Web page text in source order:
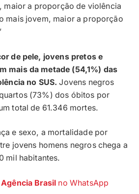
maior a proporção de violência
mais jovem, maior a proporção
de pele, jovens pretos e
mais da metade (54,1%) das
no SUS.Jovens negros
(73%) dos óbitos por
total de 61.346 mortes.
e sexo, a mortalidade por
jovens homens negros chega a
mil habitantes.
Agência Brasil no WhatsApp